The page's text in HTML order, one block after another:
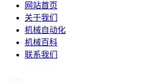
网站首页
关于我们
机械自动化
机械百科
联系我们